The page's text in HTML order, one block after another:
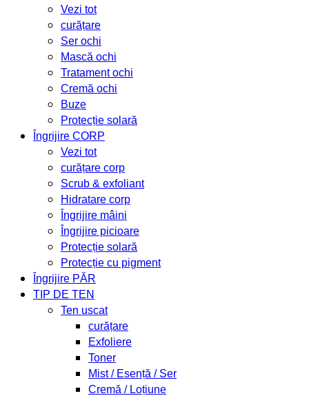
Vezi tot
curățare
Ser ochi
Mască ochi
Tratament ochi
Cremă ochi
Buze
Protecție solară
Îngrijire CORP
Vezi tot
curățare corp
Scrub & exfoliant
Hidratare corp
Îngrijire mâini
Îngrijire picioare
Protecție solară
Protecție cu pigment
Îngrijire PĂR
TIP DE TEN
Ten uscat
curățare
Exfoliere
Toner
Mist / Esență / Ser
Cremă / Loțiune